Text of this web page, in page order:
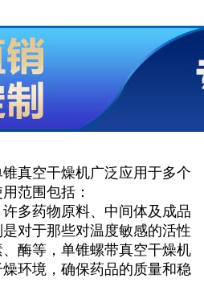
锥真空干燥机广泛应用于多个
范围包括：
多药物原料、中间体及成品
对于那些对温度敏感的活性
酶等，单锥螺带真空干燥机
环境，确保药品的质量和稳